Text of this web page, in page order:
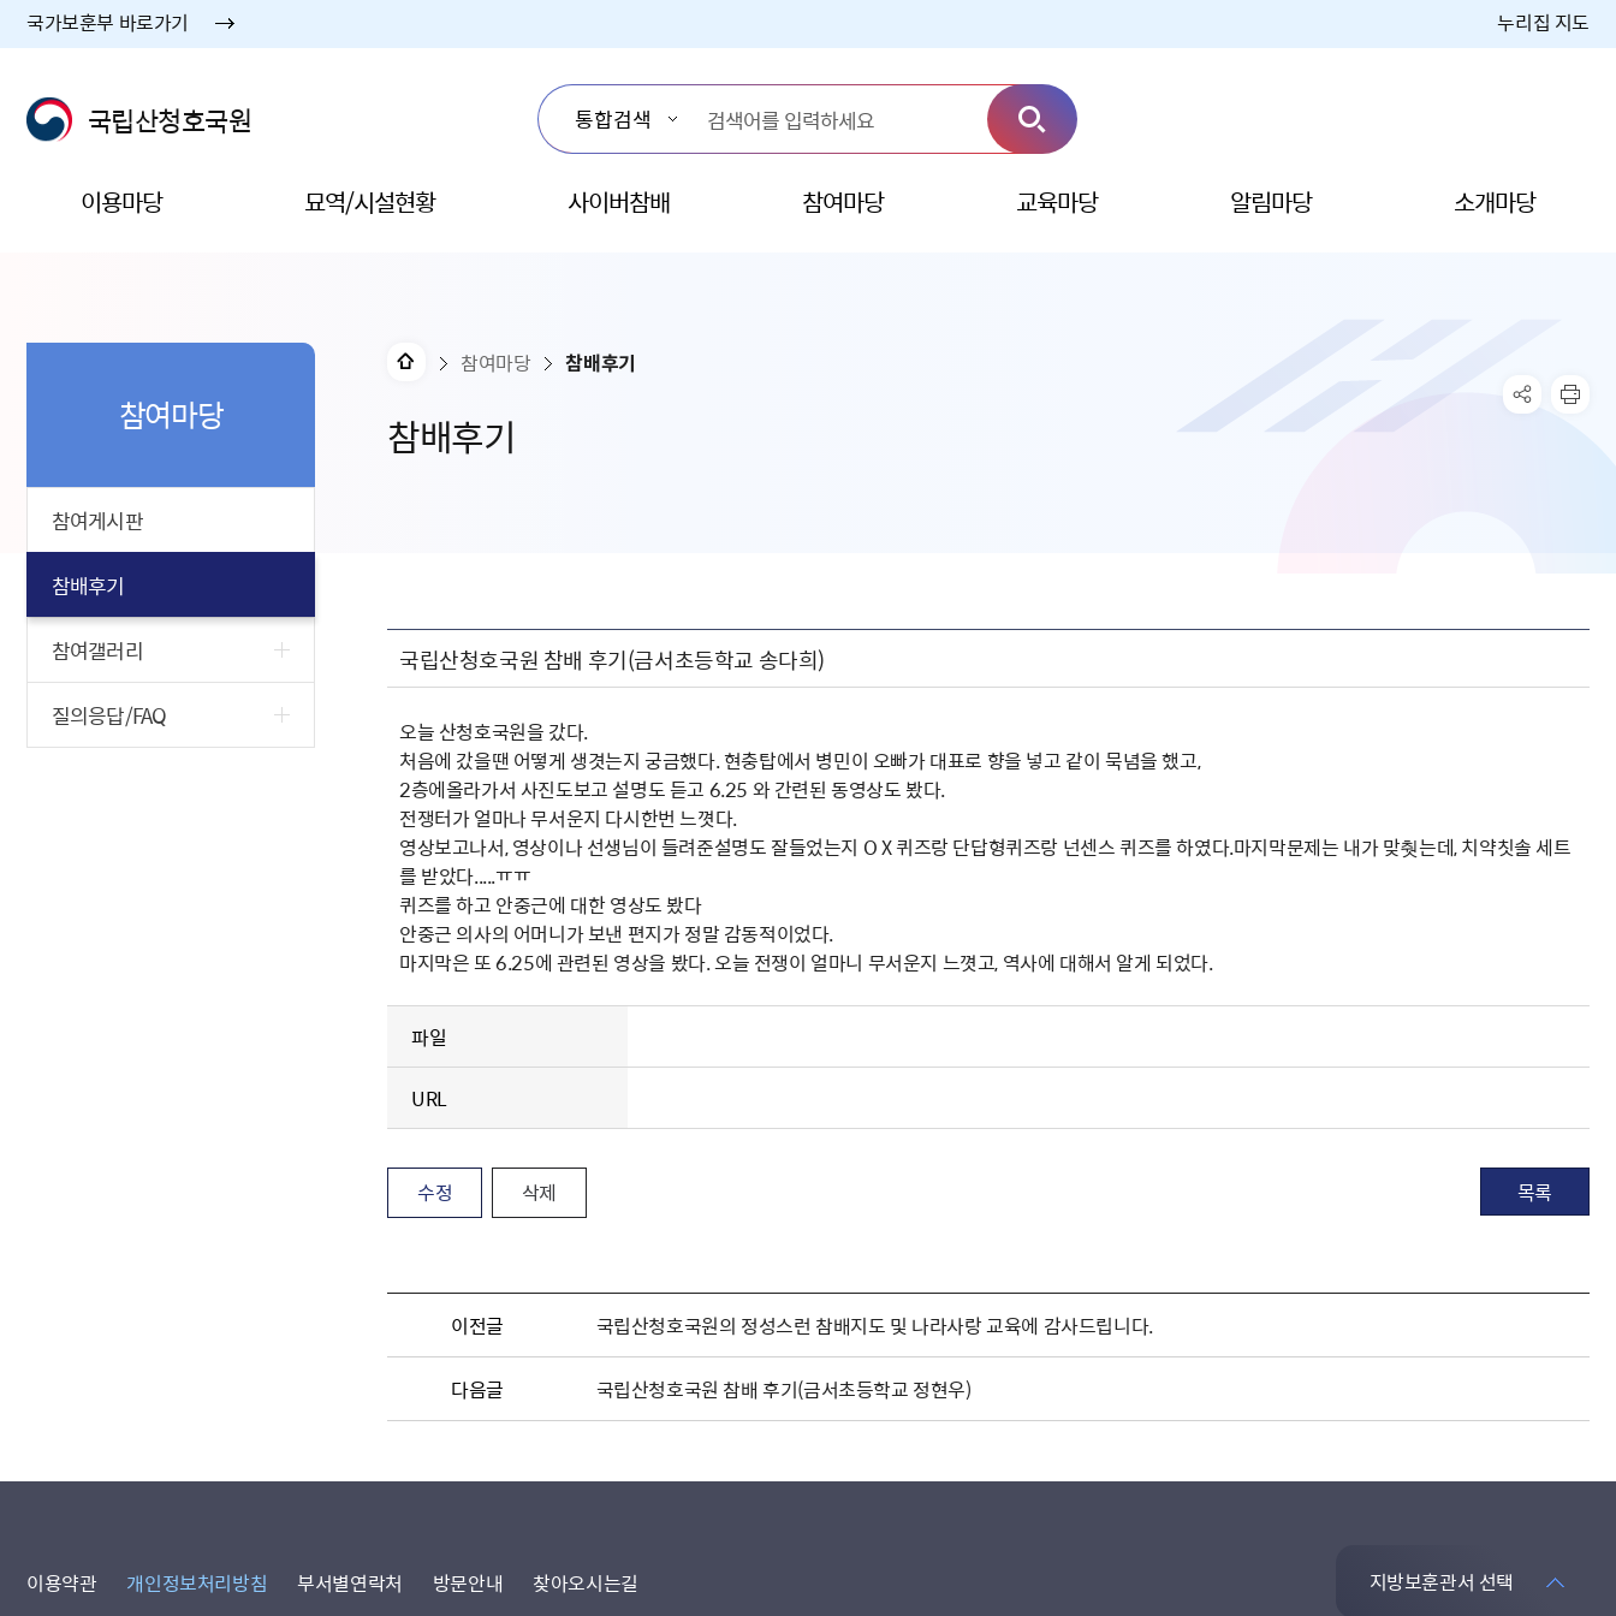
국가보훈부 바로가기 누리집 지도
국립산청호국원
이용마당 묘역/시설현황 사이버참배 참여마당 교육마당 알림마당 소개마당
참배후기
참여마당 참배후기
참여마당
참여게시판
참배후기
참여갤러리
질의응답/FAQ
국립산청호국원 참배 후기(금서초등학교 송다희)
오늘 산청호국원을 갔다.
처음에 갔을땐 어떻게 생겻는지 궁금했다. 현충탑에서 병민이 오빠가 대표로 향을 넣고 같이 묵념을 했고,
2층에올라가서 사진도보고 설명도 듣고 6.25 와 간련된 동영상도 봤다.
전쟁터가 얼마나 무서운지 다시한번 느꼇다.
영상보고나서, 영상이나 선생님이 들려준설명도 잘들었는지 O X 퀴즈랑 단답형퀴즈랑 넌센스 퀴즈를 하였다.마지막문제는 내가 맞췃는데, 치약칫솔 세트
를 받았다.....ㅠㅠ
퀴즈를 하고 안중근에 대한 영상도 봤다
안중근 의사의 어머니가 보낸 편지가 정말 감동적이었다.
마지막은 또 6.25에 관련된 영상을 봤다. 오늘 전쟁이 얼마니 무서운지 느꼇고, 역사에 대해서 알게 되었다.
파일
URL
수정 삭제 목록
이전글 국립산청호국원의 정성스런 참배지도 및 나라사랑 교육에 감사드립니다.
다음글 국립산청호국원 참배 후기(금서초등학교 정현우)
이용약관 개인정보처리방침 부서별연락처 방문안내 찾아오시는길 지방보훈관서 선택